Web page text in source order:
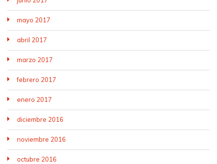
mayo 2017
abril 2017
marzo 2017
febrero 2017
enero 2017
diciembre 2016
noviembre 2016
octubre 2016